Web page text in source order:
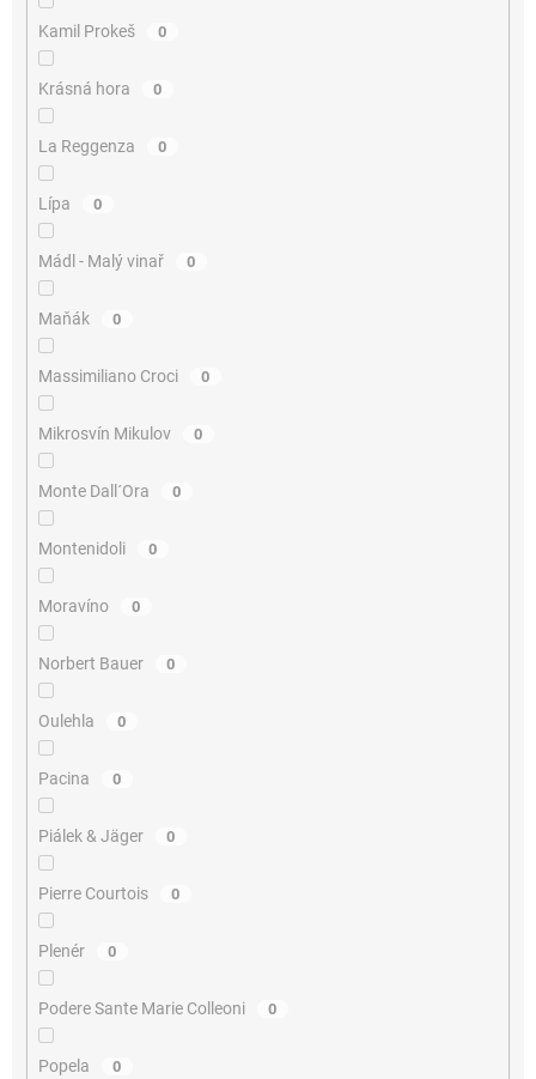
Kamil Prokeš 0
Krásná hora 0
La Reggenza 0
Lípa 0
Mádl - Malý vinař 0
Maňák 0
Massimiliano Croci 0
Mikrosvín Mikulov 0
Monte Dall´Ora 0
Montenidoli 0
Moravíno 0
Norbert Bauer 0
Oulehla 0
Pacina 0
Piálek & Jäger 0
Pierre Courtois 0
Plenér 0
Podere Sante Marie Colleoni 0
Popela 0